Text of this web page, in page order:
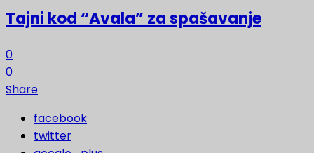
Tajni kod “Avala” za spašavanje
0
0
Share
facebook
twitter